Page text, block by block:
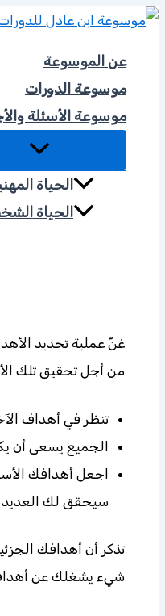
تخطي
المحتوى
عن الموسوعة
موسوعة الدورات
موسوعة الأسئلة
الحياة
الحياة
غنّ عملية تحديد
من أجل تحقيق تلك
تنظر في أهداف
الجميع يسعى أن
اجعل أهدافك
سيحقق لك العديد
تذكر أن أهدافك
شيء يشغلك عن